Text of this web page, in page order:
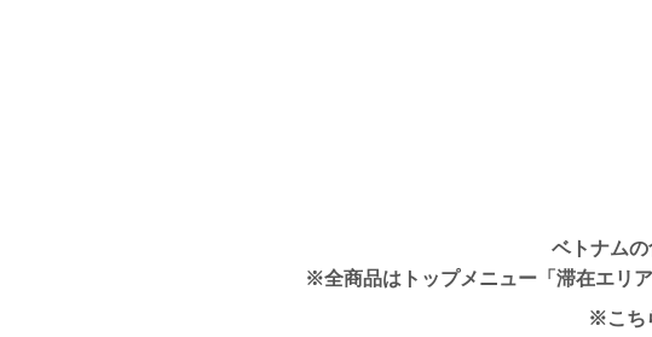
ベトナム
※全商品はトップメニュー「滞在エリ
※こち